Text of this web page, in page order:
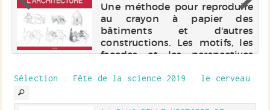
Une méthode pour reproduire
au crayon à papier des
bâtiments et d'autres
constructions. Les motifs, les
façades et les perspectives
permet d'apprendre à dessiner
des cartes po...
Sélection : Fête de la science 2019 : le cerveau